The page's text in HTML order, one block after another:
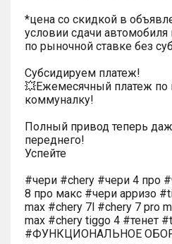
*цена со скидкой в
условии сдачи
по рыночной ставке без
Субсидируем платеж!
💥Ежемесячный платеж по
коммуналку!
Полный привод теперь
переднего!
Успейте
#чери #chery #чери 4 про
8 про макс #чери арризо
max #chery 7l #chery 7 pro
max #chery tiggo 4 #тенет
#ФУНКЦИОНАЛЬНОЕ